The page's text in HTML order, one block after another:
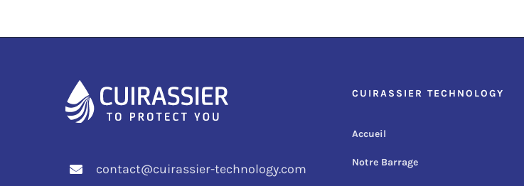
contact@cuirassier-technology.com
CUIRASSIER TECHNOLOGY
Accueil
Notre Barrage